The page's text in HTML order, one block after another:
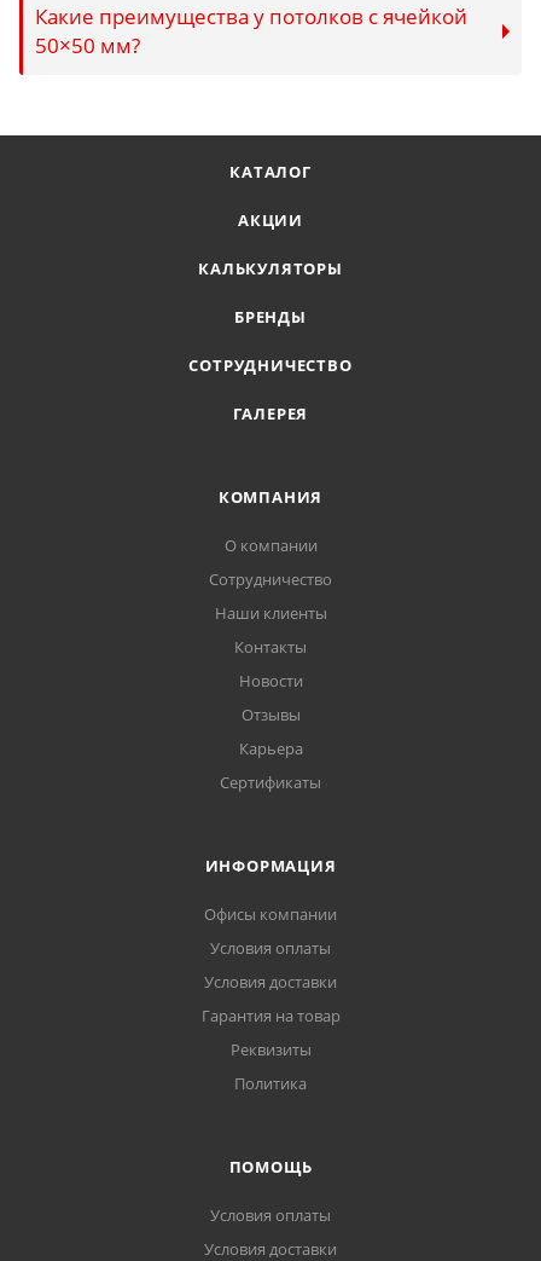
Какие преимущества у потолков с ячейкой
50×50 мм?
КАТАЛОГ
АКЦИИ
КАЛЬКУЛЯТОРЫ
БРЕНДЫ
СОТРУДНИЧЕСТВО
ГАЛЕРЕЯ
КОМПАНИЯ
О компании
Сотрудничество
Наши клиенты
Контакты
Новости
Отзывы
Карьера
Сертификаты
ИНФОРМАЦИЯ
Офисы компании
Условия оплаты
Условия доставки
Гарантия на товар
Реквизиты
Политика
ПОМОЩЬ
Условия оплаты
Условия доставки